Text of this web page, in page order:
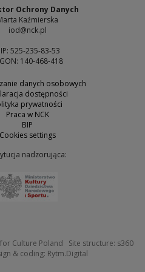
Ochrony Danych
Kaźmierska
iod@nck.pl
525-235-83-53
140-468-418
danych osobowych
dostępności
prywatności
Praca w NCK
BIP
Cookies settings
nadzorująca:
Culture Poland Site structure: s360
& coding: Rytm.Digital